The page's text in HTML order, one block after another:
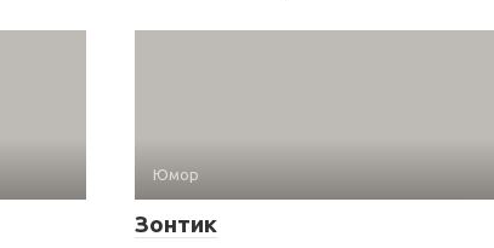
Юмор
Зонтик